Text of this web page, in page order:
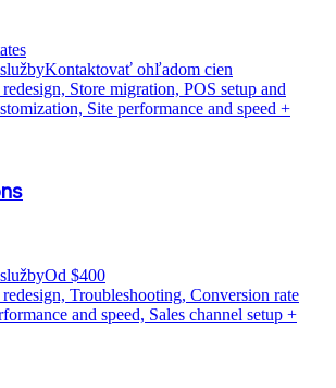
Kontaktovať ohľadom cien
Store migration, POS setup and
Site performance and speed +
Od $400
Troubleshooting, Conversion rate
and speed, Sales channel setup +